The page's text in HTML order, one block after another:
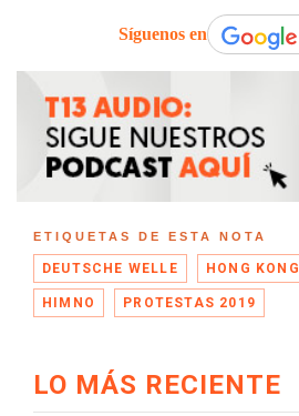
Síguenos en
ETIQUETAS DE ESTA NOTA
DEUTSCHE WELLE HONG KONG
HIMNO PROTESTAS 2019
LO MÁS RECIENTE